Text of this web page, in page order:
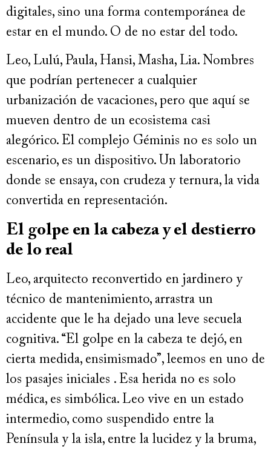
digitales, sino una forma contemporánea de
estar en el mundo. O de no estar del todo.
Leo, Lulú, Paula, Hansi, Masha, Lia. Nombres
que podrían pertenecer a cualquier
urbanización de vacaciones, pero que aquí se
mueven dentro de un ecosistema casi
alegórico. El complejo Géminis no es solo un
escenario, es un dispositivo. Un laboratorio
donde se ensaya, con crudeza y ternura, la vida
convertida en representación.
El golpe en la cabeza y el destierro
de lo real
Leo, arquitecto reconvertido en jardinero y
técnico de mantenimiento, arrastra un
accidente que le ha dejado una leve secuela
cognitiva. “El golpe en la cabeza te dejó, en
cierta medida, ensimismado”, leemos en uno de
los pasajes iniciales . Esa herida no es solo
médica, es simbólica. Leo vive en un estado
intermedio, como suspendido entre la
Península y la isla, entre la lucidez y la bruma,